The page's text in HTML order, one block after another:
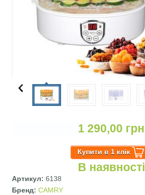
1 290,00 грн
В наявності
Артикул:6138
Бренд:CAMRY